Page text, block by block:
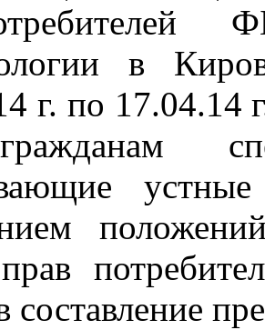
в
г. по 17.04.14